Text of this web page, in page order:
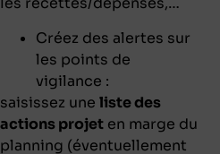
Créez des alertes sur
les points de
vigilance :
saisissez une liste des
actions projet en marge du
planning (éventuellement